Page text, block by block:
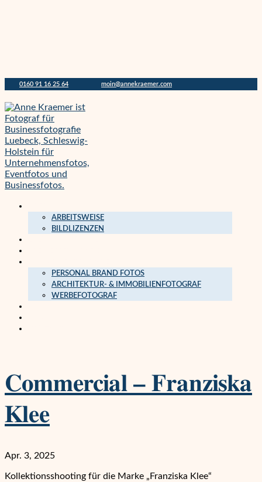
0160 91 16 25 64 moin@annekraemer.com
ARBEITSWEISE
BILDLIZENZEN
PERSONAL BRAND FOTOS
ARCHITEKTUR- & IMMOBILIENFOTOGRAF
WERBEFOTOGRAF
Commercial – Franziska
Klee
Apr. 3, 2025
Kollektionsshooting für die Marke „Franziska Klee“